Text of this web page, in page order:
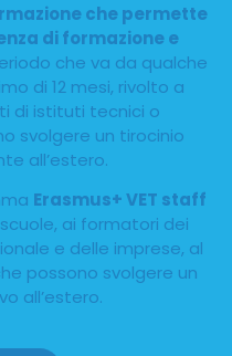
che permette
di formazione e
che va da qualche
di 12 mesi, rivolto a
di istituti tecnici o
svolgere un tirocinio
all’estero.​​
Erasmus+ VET staff
ai formatori dei
e delle imprese, al
possono svolgere un
all’estero.